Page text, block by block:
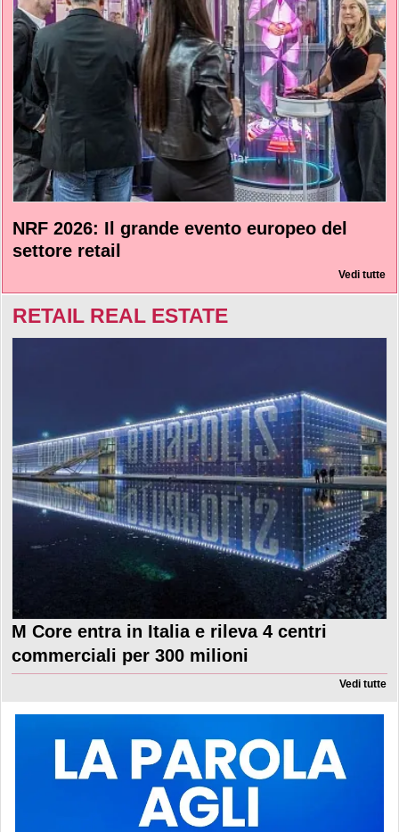
NRF 2026: Il grande evento europeo del
settore retail
Vedi tutte
RETAIL REAL ESTATE
M Core entra in Italia e rileva 4 centri
commerciali per 300 milioni
Vedi tutte